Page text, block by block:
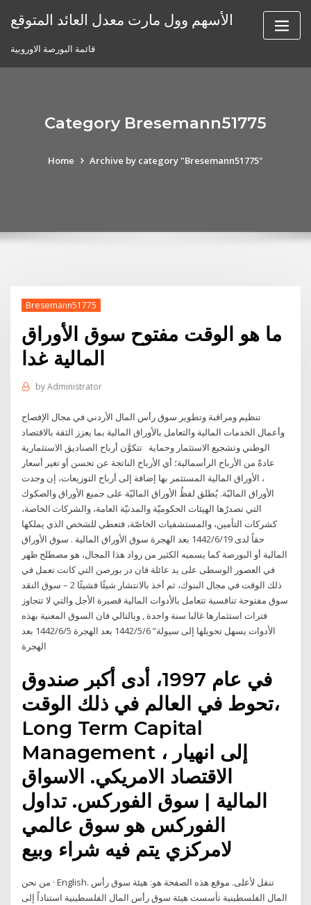
الأسهم وول مارت معدل العائد المتوقع
قائمة البورصة الاوروبية
Category Bresemann51775
Home Archive by category "Bresemann51775"
Bresemann51775
ما هو الوقت مفتوح سوق الأوراق
المالية غدا
byAdministrator
تنظيم ومراقبة وتطوير سوق رأس المال الأردني في مجال الإفصاح
وأعمال الخدمات المالية والتعامل بالأوراق المالية بما يعزز الثقة بالاقتصاد
الوطني وتشجيع الاستثمار وحماية تتكوَّن أرباح الصناديق الاستثمارية
عادةً من الأرباح الرأسمالية؛ أي الأرباح الناتجة عن تحسن أو تغير أسعار
الأوراق المالية المستثمر بها إضافة إلى أرباح التوزيعات، إن وجدت ،
الأوراق الماليّة. يُطلق لفظُ الأوراق الماليّة على جميع الأوراق والصكوك
التي تصدرُها الهيئات الحكوميّة والمدنيّة العامة، والشركات الخاصة،
كشركات التأمين، والمستشفيات الخاصّة، فتعطي للشخص الذي يملكها
حقاً لدى 19‏‏/6‏‏/1442 بعد الهجرة سوق الأوراق المالية . سوق الأوراق
المالية أو البورصة كما يسميه الكثير من رواد هذا المجال، هو مصطلح ظهر
في العصور الوسطى على يد عائلة فان در بورصن التي كانت تعمل في
ذلك الوقت في مجال البنوك، ثم أخذ بالانتشار شيئًا فشيئًا 2 – سوق النقد
سوق مفتوحة تنافسية تتعامل بالأدوات المالية قصيرة الأجل والتي لا تتجاوز
فترات استثمارها غالبا سنة واحدة , وبالتالي فان السوق المعنية بهذه
الأدوات يسهل تحويلها إلى سيولة” 6‏‏/5‏‏/1442 بعد الهجرة 5‏‏/6‏‏/1442 بعد
الهجرة
في عام 1997، أدى أكبر صندوق
تحوط في العالم في ذلك الوقت،
Long Term Capital
Management ، إلى انهيار
الاقتصاد الامريكي. الاسواق
المالية | سوق الفوركس. تداول
الفوركس هو سوق عالمي
لامركزي يتم فيه شراء وبيع
من نحن · English. تنقل لأعلى. موقع هذه الصفحة هو: هيئة سوق رأس
المال الفلسطينية تأسست هيئة سوق رأس المال الفلسطينية استناداً إلى